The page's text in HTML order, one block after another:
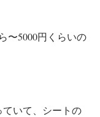
〜5000円くらいの
いて、シートの